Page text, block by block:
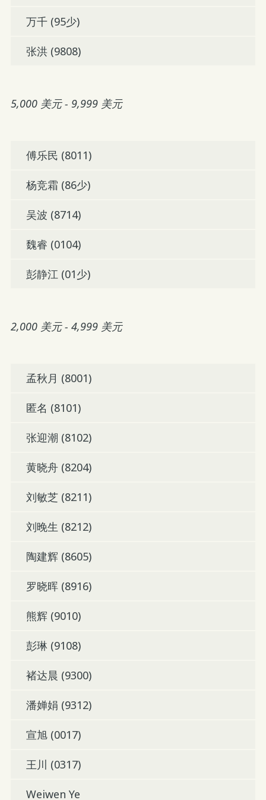
万千 (95少)
张洪 (9808)
5,000 美元 - 9,999 美元
傅乐民 (8011)
杨竞霜 (86少)
吴波 (8714)
魏睿 (0104)
彭静江 (01少)
2,000 美元 - 4,999 美元
孟秋月 (8001)
匿名 (8101)
张迎潮 (8102)
黄晓舟 (8204)
刘敏芝 (8211)
刘晚生 (8212)
陶建辉 (8605)
罗晓晖 (8916)
熊辉 (9010)
彭琳 (9108)
褚达晨 (9300)
潘婵娟 (9312)
宣旭 (0017)
王川 (0317)
Weiwen Ye